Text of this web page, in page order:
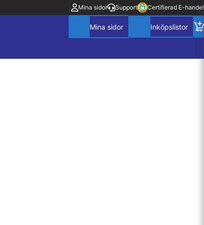
Mina sidor Support Certifierad E-handel